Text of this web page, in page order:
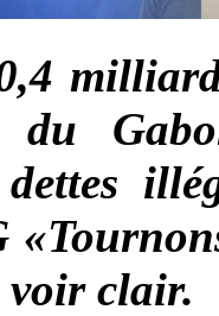
du
voir clair.